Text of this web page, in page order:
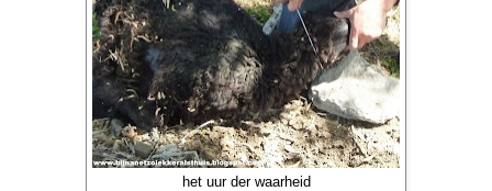
het uur der waarheid